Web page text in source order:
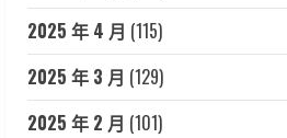
2025 年 4 月 (115)
2025 年 3 月 (129)
2025 年 2 月 (101)